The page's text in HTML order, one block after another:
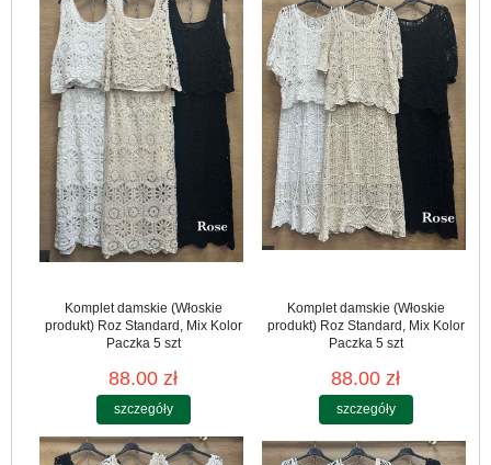
Komplet damskie (Włoskie
produkt) Roz Standard, Mix Kolor
Paczka 5 szt
88.00 zł
szczegóły
Komplet damskie (Włoskie
produkt) Roz Standard, Mix Kolor
Paczka 5 szt
88.00 zł
szczegóły